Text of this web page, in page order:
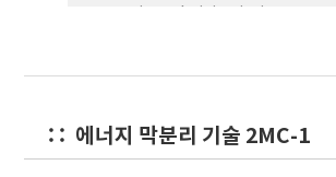
electrical resistance and
also be considered for successful
에너지 막분리 기술 2MC-1